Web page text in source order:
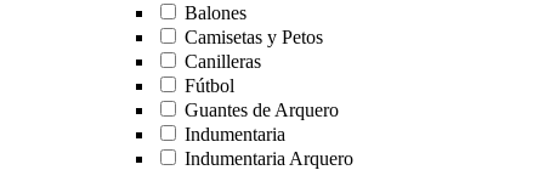
Balones
Camisetas y Petos
Canilleras
Fútbol
Guantes de Arquero
Indumentaria
Indumentaria Arquero